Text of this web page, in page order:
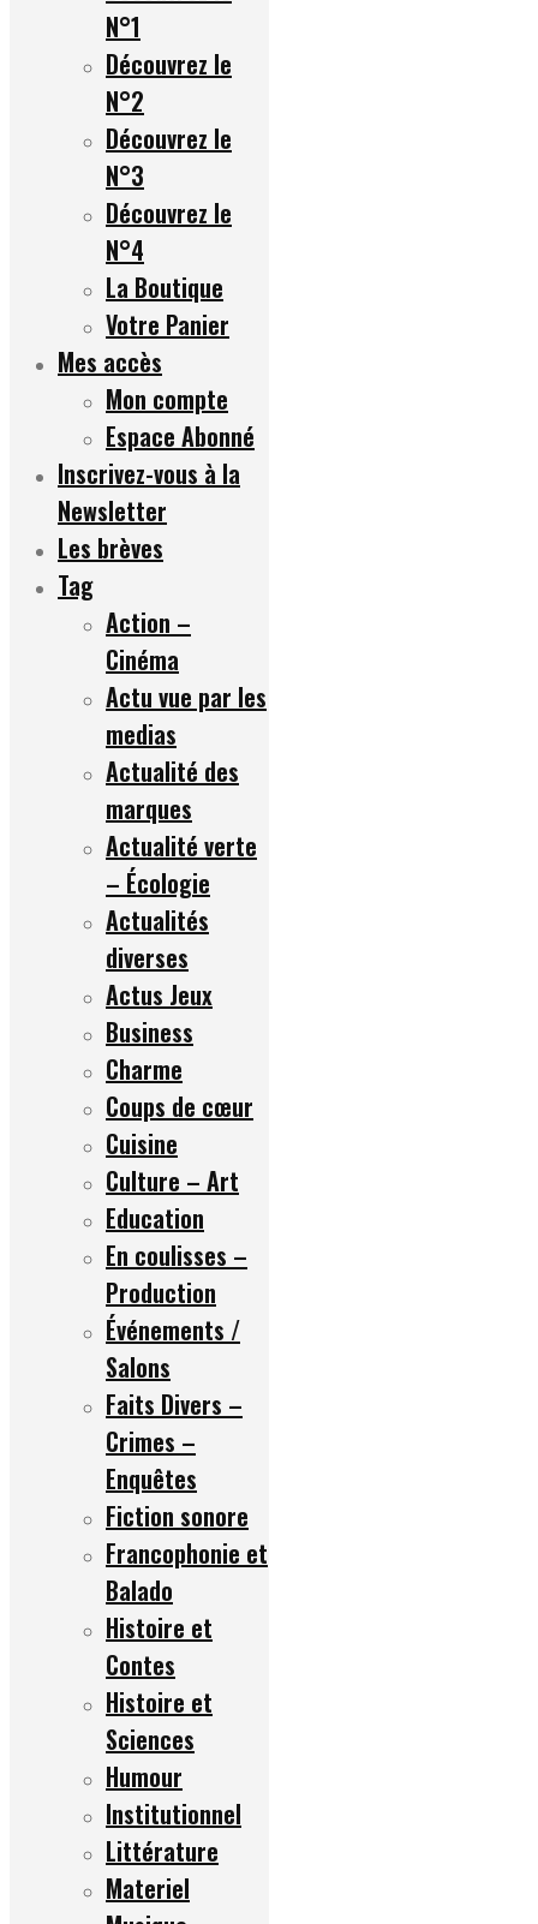
N°1
Découvrez le
N°2
Découvrez le
N°3
Découvrez le
N°4
La Boutique
Votre Panier
Mes accès
Mon compte
Espace Abonné
Inscrivez-vous à la
Newsletter
Les brèves
Tag
Action –
Cinéma
Actu vue par les
medias
Actualité des
marques
Actualité verte
– Écologie
Actualités
diverses
Actus Jeux
Business
Charme
Coups de cœur
Cuisine
Culture – Art
Education
En coulisses –
Production
Événements /
Salons
Faits Divers –
Crimes –
Enquêtes
Fiction sonore
Francophonie et
Balado
Histoire et
Contes
Histoire et
Sciences
Humour
Institutionnel
Littérature
Materiel